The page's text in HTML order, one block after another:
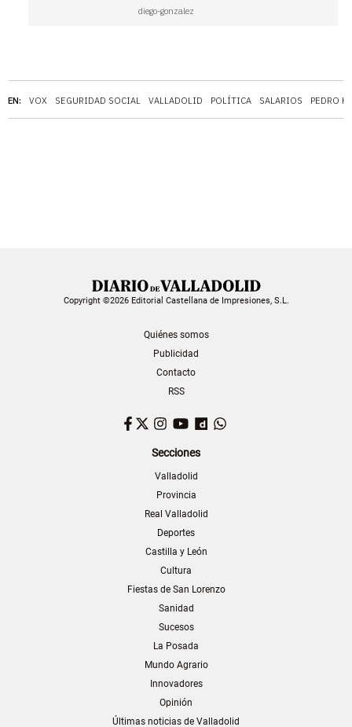
EN: VOX SEGURIDAD SOCIAL VALLADOLID POLÍTICA SALARIOS PEDRO
diego-gonzalez
Copyright ©2026 Editorial Castellana de Impresiones, S.L.
Quiénes somos
Publicidad
Contacto
RSS
Facebook
TwitterInstagram
YouTubeDailymotion
Secciones
Valladolid
Provincia
Real Valladolid
Deportes
Castilla y León
Cultura
Fiestas de San Lorenzo
Sanidad
Sucesos
La Posada
Mundo Agrario
Innovadores
Opinión
Últimas noticias de Valladolid